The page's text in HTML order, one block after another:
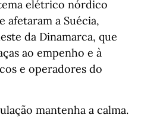
elétrico nórdico
afetaram a Suécia,
da Dinamarca, que
ao empenho e à
e operadores do
mantenha a calma.